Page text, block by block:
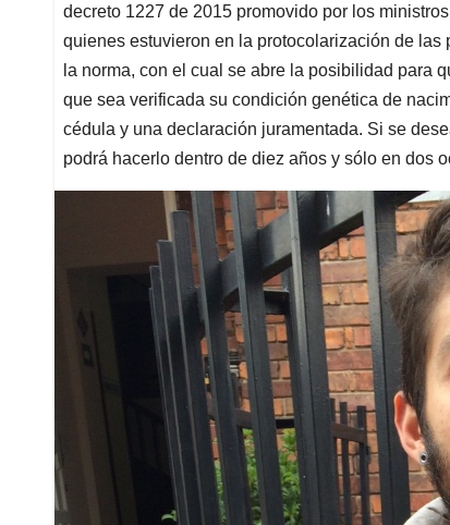
decreto 1227 de 2015 promovido por los
quienes estuvieron en la protocolarización de
la norma, con el cual se abre la posibilidad para
que sea verificada su condición genética de
cédula y una declaración juramentada. Si se
podrá hacerlo dentro de diez años y sólo en dos